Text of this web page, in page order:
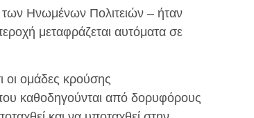
των Ηνωμένων Πολιτειών – ήταν
μεταφράζεται αυτόματα σε
οι ομάδες κρούσης
καθοδηγούνται από δορυφόρους